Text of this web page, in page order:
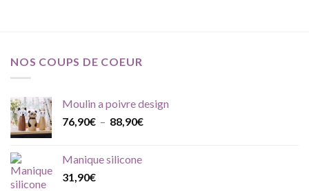
NOS COUPS DE COEUR
Moulin a poivre design
76,90€ – 88,90€Plage
Manique silicone
31,90€